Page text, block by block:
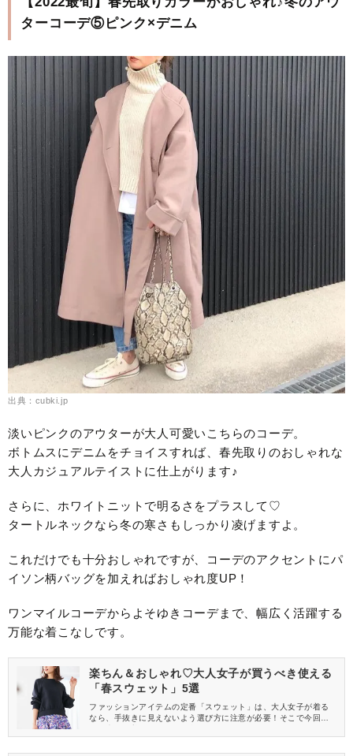
ターコーデ⑤ピンク×デニム
出典：cubki.jp
淡いピンクのアウターが大人可愛いこちらのコーデ。
ボトムスにデニムをチョイスすれば、春先取りのおしゃれな
大人カジュアルテイストに仕上がります♪
さらに、ホワイトニットで明るさをプラスして♡
タートルネックなら冬の寒さもしっかり凌げますよ。
これだけでも十分おしゃれですが、コーデのアクセントにパ
イソン柄バッグを加えればおしゃれ度UP！
ワンマイルコーデからよそゆきコーデまで、幅広く活躍する
万能な着こなしです。
楽ちん＆おしゃれ♡大人女子が買うべき使える
「春スウェット」5選
ファッションアイテムの定番「スウェット」は、大人女子が着る
なら、手抜きに見えないよう選び方に注意が必要！そこで今回
介します♪春コーデにきっと重宝するので、ぜひチェックしてみて